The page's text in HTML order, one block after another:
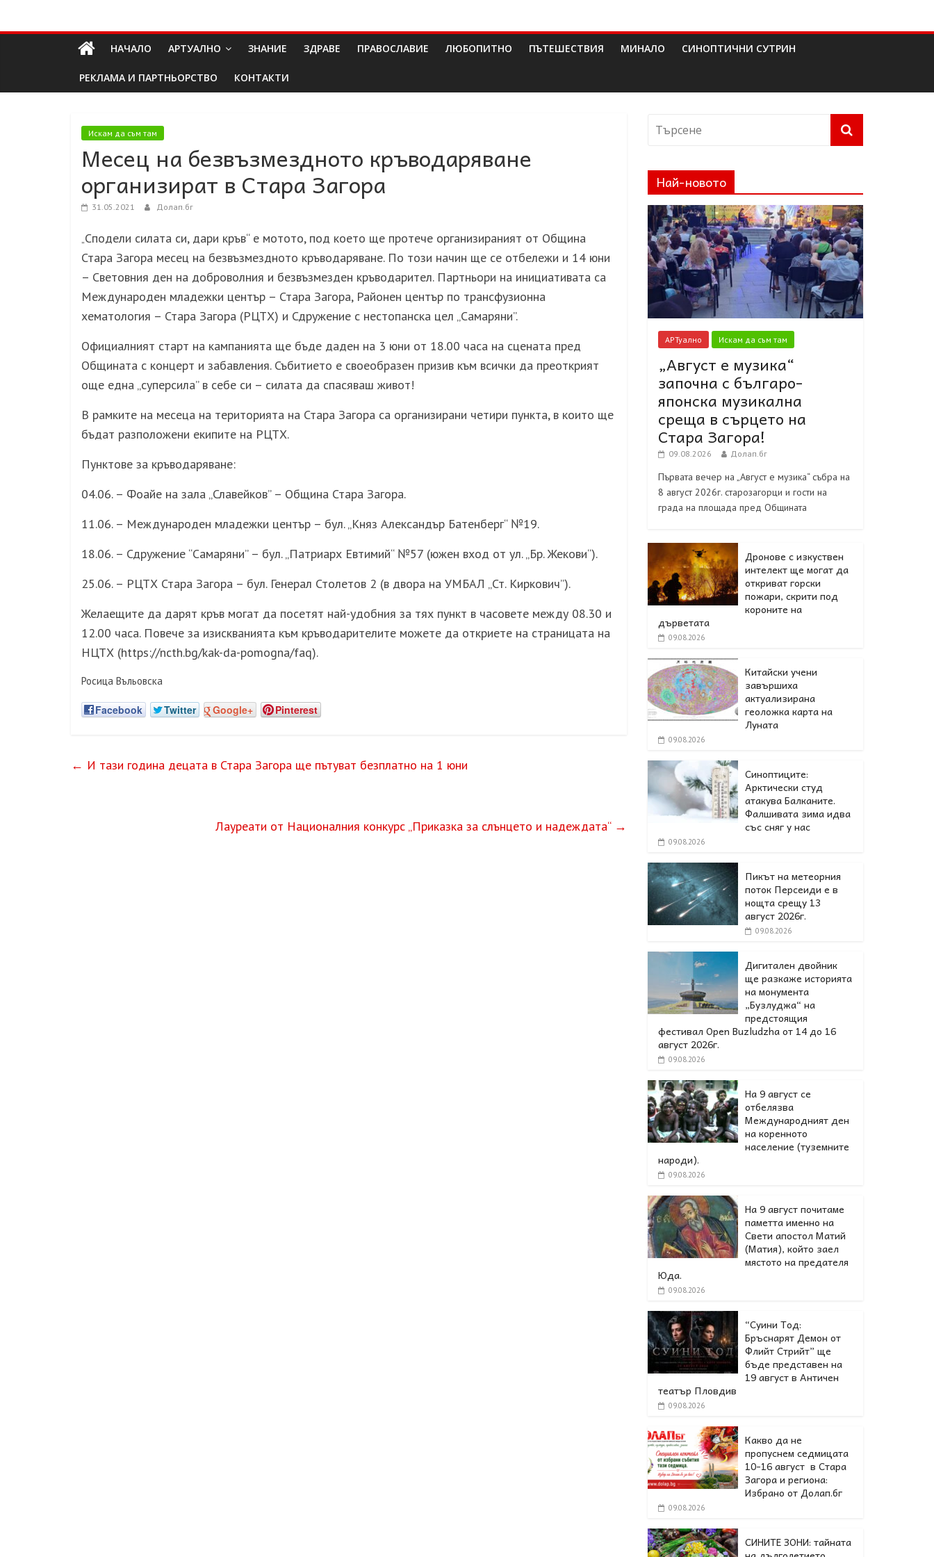
Долап
БГ
пътешествия|
мода|
събития|
кухня|
реклама|
минало|
НАЧАЛО АРТУАЛНО ЗНАНИЕ ЗДРАВЕ ПРАВОСЛАВИЕ ЛЮБОПИТНО ПЪТЕШЕСТВИЯ МИНАЛО СИНОПТИЧНИ СУТРИН
РЕКЛАМА И ПАРТНЬОРСТВО КОНТАКТИ
Искам да съм там
Месец на безвъзмездното кръводаряване
организират в Стара Загора
31.05.2021 Долап.бг
„Сподели силата си, дари кръв“ е мотото, под което ще протече организираният от Община
Стара Загора месец на безвъзмездното кръводаряване. По този начин ще се отбележи и 14 юни
– Световния ден на доброволния и безвъзмезден кръводарител. Партньори на инициативата са
Международен младежки център – Стара Загора, Районен център по трансфузионна
хематология – Стара Загора (РЦТХ) и Сдружение с нестопанска цел „Самаряни”.
Официалният старт на кампанията ще бъде даден на 3 юни от 18.00 часа на сцената пред
Общината с концерт и забавления. Събитието е своеобразен призив към всички да преоткрият
още една „суперсила” в себе си – силата да спасяваш живот!
В рамките на месеца на територията на Стара Загора са организирани четири пункта, в които ще
бъдат разположени екипите на РЦТХ.
Пунктове за кръводаряване:
04.06. – Фоайе на зала „Славейков” – Община Стара Загора.
11.06. – Международен младежки център – бул. „Княз Александър Батенберг“ №19.
18.06. – Сдружение “Самаряни” – бул. „Патриарх Евтимий“ №57 (южен вход от ул. „Бр. Жекови“).
25.06. – РЦТХ Стара Загора – бул. Генерал Столетов 2 (в двора на УМБАЛ „Ст. Киркович”).
Желаещите да дарят кръв могат да посетят най-удобния за тях пункт в часовете между 08.30 и
12.00 часа. Повече за изискванията към кръводарителите можете да откриете на страницата на
НЦТХ (https://ncth.bg/kak-da-pomogna/faq).
Росица Въльовска
Facebook Twitter Google+ Pinterest
← И тази година децата в Стара Загора ще пътуват безплатно на 1 юни
Лауреати от Националния конкурс „Приказка за слънцето и надеждата“ →
Най-новото
АРТуално Искам да съм там
„Август е музика“
започна с българо-
японска музикална
среща в сърцето на
Стара Загора!
09.08.2026 Долап.бг
Първата вечер на „Август е музика“ събра на
8 август 2026г. старозагорци и гости на
града на площада пред Общината
Дронове с изкуствен
интелект ще могат да
откриват горски
пожари, скрити под
короните на
дърветата
09.08.2026
Китайски учени
завършиха
актуализирана
геоложка карта на
Луната
09.08.2026
Синоптиците:
Арктически студ
атакува Балканите.
Фалшивата зима идва
със сняг у нас
09.08.2026
Пикът на метеорния
поток Персеиди е в
нощта срещу 13
август 2026г.
09.08.2026
Дигитален двойник
ще разкаже историята
на монумента
„Бузлуджа“ на
предстоящия
фестивал Open Buzludzha от 14 до 16
август 2026г.
09.08.2026
На 9 август се
отбелязва
Международният ден
на коренното
население (туземните
народи).
09.08.2026
На 9 август почитаме
паметта именно на
Свети апостол Матий
(Матия), който заел
мястото на предателя
Юда.
09.08.2026
“Суини Тод:
Бръснарят Демон от
Флийт Стрийт” ще
бъде представен на
19 август в Античен
театър Пловдив
09.08.2026
Какво да не
пропуснем седмицата
10-16 август в Стара
Загора и региона:
Избрано от Долап.бг
09.08.2026
СИНИТЕ ЗОНИ: тайната